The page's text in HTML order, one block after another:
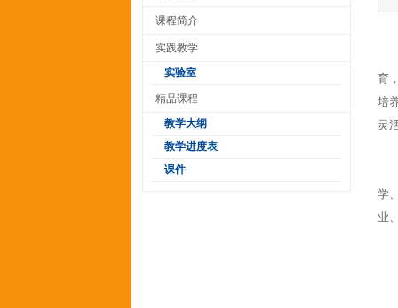
课程简介
实践教学
实验室
精品课程
教学大纲
教学进度表
课件
育
培
灵
学
业